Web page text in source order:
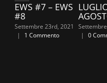
EWS #7 – EWS
#8
Settembre 23rd, 2021
|
1 Commento
|
0